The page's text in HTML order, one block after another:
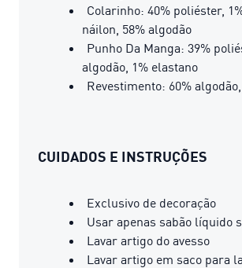
Colarinho: 40% poliéster,
náilon, 58% algodão
Punho Da Manga: 39%
algodão, 1% elastano
Revestimento: 60%
CUIDADOS E INSTRUÇÕES
Exclusivo de decoração
Usar apenas sabão líquido
Lavar artigo do avesso
Lavar artigo em saco para